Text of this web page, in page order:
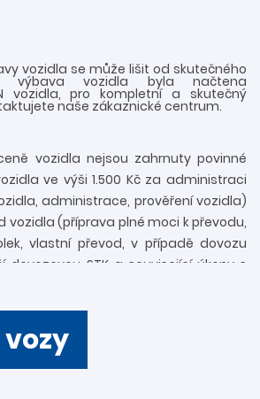
vozidla se může lišit od skutečného
výbava vozidla byla načtena
vozidla, pro kompletní a skutečný
naše zákaznické centrum.
vozidla nejsou zahrnuty povinné
ve výši 1.500 Kč za administraci
administrace, prověření vozidla)
vozidla (příprava plné moci k převodu,
vlastní převod, v případě dovozu
dovozovou STK a související úkony s
linky 739 34 34 34 či přímo v
se o návrh na uzavření smlouvy
1731 a § 1732 zákona č. 89/2012 Sb.,
Společnost DAVO CAR s.r.o. si